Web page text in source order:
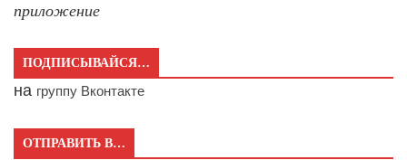
приложение
ПОДПИСЫВАЙСЯ…
на группу Вконтакте
ОТПРАВИТЬ В…